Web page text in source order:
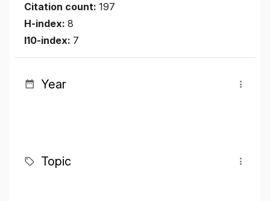
Citation count: 197
H-index: 8
I10-index: 7
Year
Topic